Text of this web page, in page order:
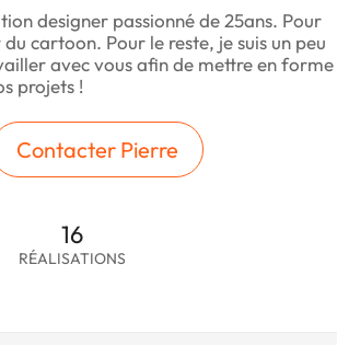
designer passionné de 25ans. Pour
cartoon. Pour le reste, je suis un peu
avec vous afin de mettre en forme
projets !
Contacter Pierre
16
RÉALISATIONS